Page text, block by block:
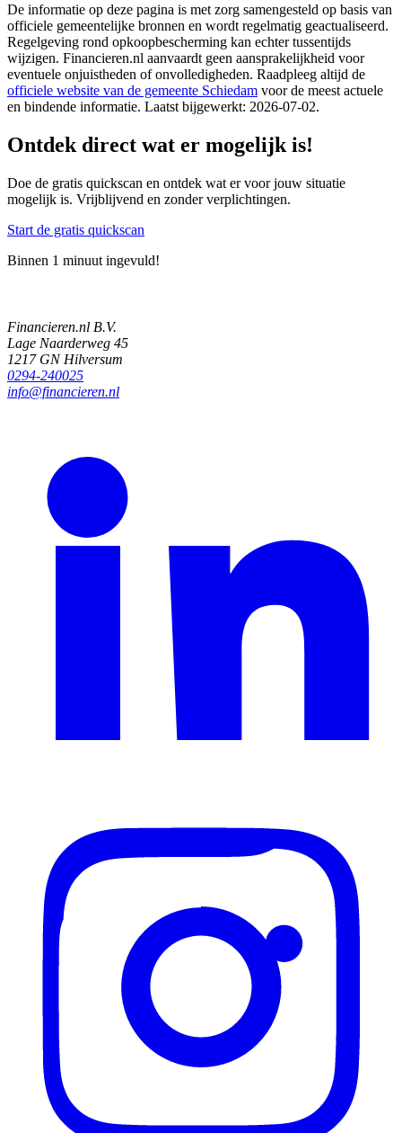
De informatie op deze pagina is met zorg samengesteld op basis van
officiele gemeentelijke bronnen en wordt regelmatig geactualiseerd.
Regelgeving rond opkoopbescherming kan echter tussentijds
wijzigen. Financieren.nl aanvaardt geen aansprakelijkheid voor
eventuele onjuistheden of onvolledigheden. Raadpleeg altijd de
officiele website van de gemeente Schiedam voor de meest actuele
en bindende informatie. Laatst bijgewerkt: 2026-07-02.
Ontdek direct wat er mogelijk is!
Doe de gratis quickscan en ontdek wat er voor jouw situatie
mogelijk is. Vrijblijvend en zonder verplichtingen.
Start de gratis quickscan
Binnen 1 minuut ingevuld!
Financieren.nl B.V.
Lage Naarderweg 45
1217 GN Hilversum
0294-240025
info@financieren.nl